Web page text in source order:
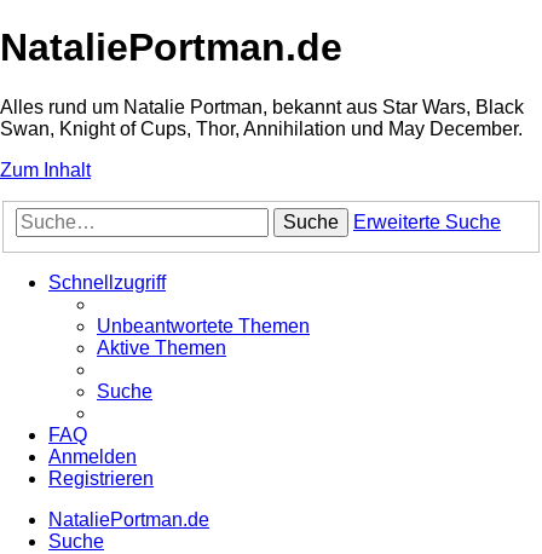
NataliePortman.de
Alles rund um Natalie Portman, bekannt aus Star Wars, Black
Swan, Knight of Cups, Thor, Annihilation und May December.
Zum Inhalt
Suche Erweiterte Suche
Schnellzugriff
Unbeantwortete Themen
Aktive Themen
Suche
FAQ
Anmelden
Registrieren
NataliePortman.de
Suche